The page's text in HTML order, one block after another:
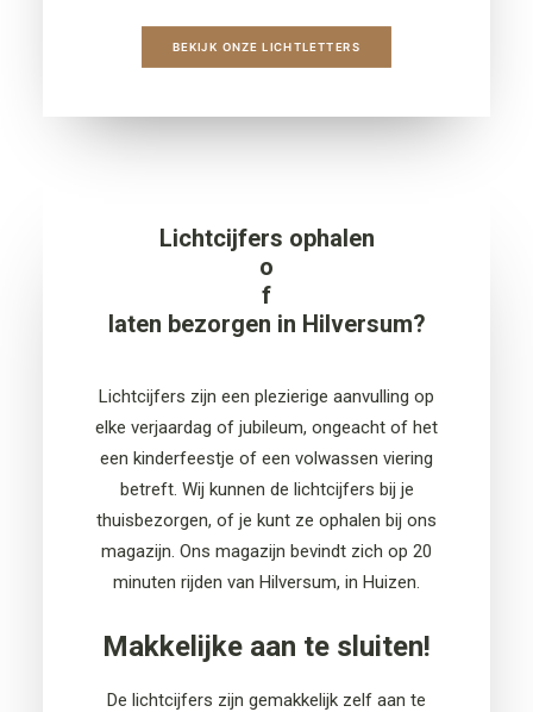
BEKIJK ONZE LICHTLETTERS
Lichtcijfers ophalen
o
f
laten bezorgen in Hilversum?
Lichtcijfers zijn een plezierige aanvulling op
elke verjaardag of jubileum, ongeacht of het
een kinderfeestje of een volwassen viering
betreft. Wij kunnen de lichtcijfers bij je
thuisbezorgen, of je kunt ze ophalen bij ons
magazijn. Ons magazijn bevindt zich op 20
minuten rijden van Hilversum, in Huizen.
Makkelijke aan te sluiten!
De lichtcijfers zijn gemakkelijk zelf aan te